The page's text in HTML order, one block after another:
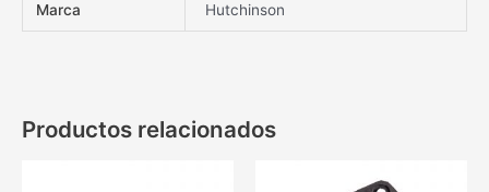
Marca Hutchinson
Productos relacionados